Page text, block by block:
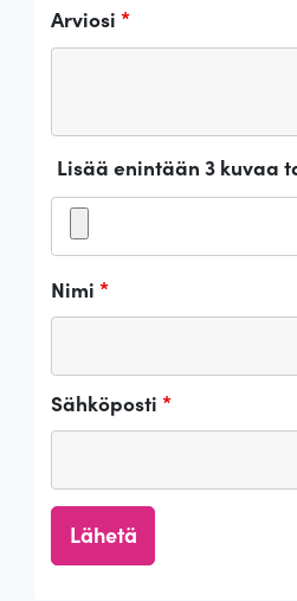
Arviosi *
Lisää enintään 3 kuvaa
Nimi *
Sähköposti *